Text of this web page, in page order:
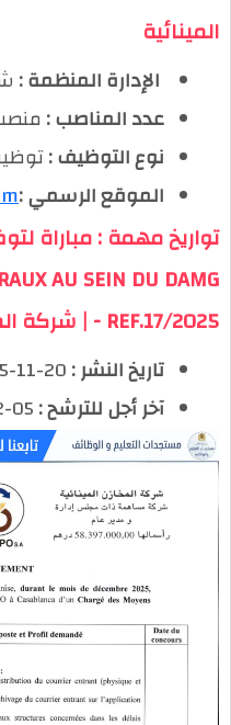
المينائية
️ الإدارة المنظمة :
عدد المناصب :منصب
نوع التوظيف :
الموقع الرسمي :
تواريخ مهمة : مباراة
AU SEIN DU DAMG
- REF.17/2025 | شركة المخازن المينائية
تاريخ النشر :20-11-2025
آخر أجل للترشح :05-12-2025